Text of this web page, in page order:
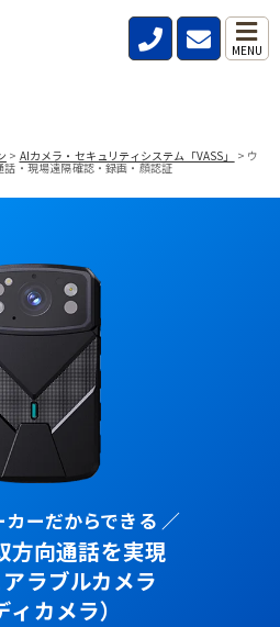
MENU
> AIカメラ・セキュリティシステム「VASS」 > ウ
・現場遠隔確認・録画・顔認証
ーだからできる ／
方向通話を実現
ラブルカメラ
ィカメラ）